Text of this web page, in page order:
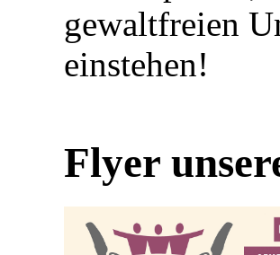
gewaltfreien
einstehen!
Flyer